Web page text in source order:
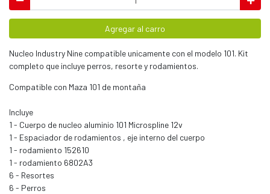
Agregar al carro
Nucleo Industry Nine compatible unicamente con el modelo 101. Kit
completo que incluye perros, resorte y rodamientos.
Compatible con Maza 101 de montaña
Incluye
1 - Cuerpo de nucleo aluminio 101 Microspline 12v
1 - Espaciador de rodamientos , eje interno del cuerpo
1 - rodamiento 152610
1 - rodamiento 6802A3
6 - Resortes
6 - Perros